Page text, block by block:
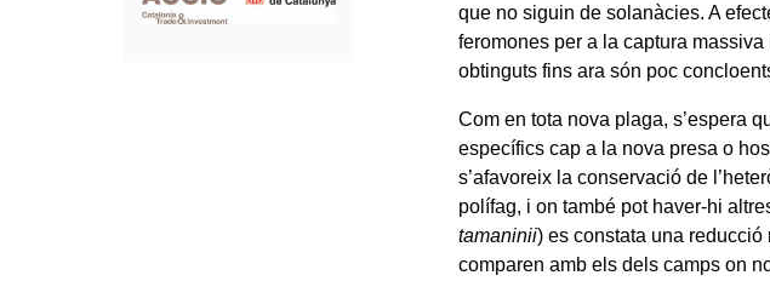
que no siguin de solanàcies. A
feromones per a la captura
obtinguts fins ara són poc
Com en tota nova plaga, s’espera
específics cap a la nova presa o
s’afavoreix la conservació de
polífag, i on també pot haver-hi
tamaninii) es constata una reducció
comparen amb els dels camps on